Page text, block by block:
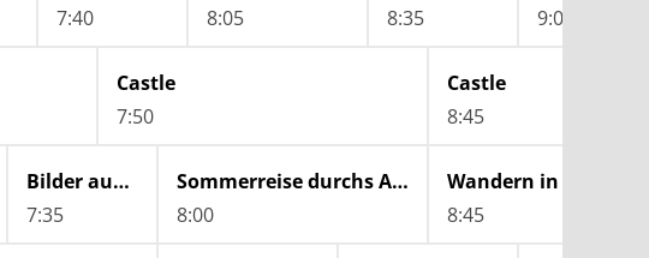
7:40
8:05
8:35
9:00
Castle
7:50
Castle
8:45
Bilder aus Südtirol
7:35
Sommerreise durchs Alpbachtal
8:00
8:45